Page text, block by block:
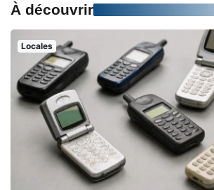
À découvrir
Locales